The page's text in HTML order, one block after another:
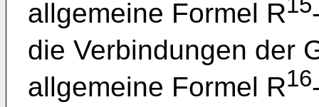
allgemeine Formel R
die Verbindungen der
allgemeine Formel R16